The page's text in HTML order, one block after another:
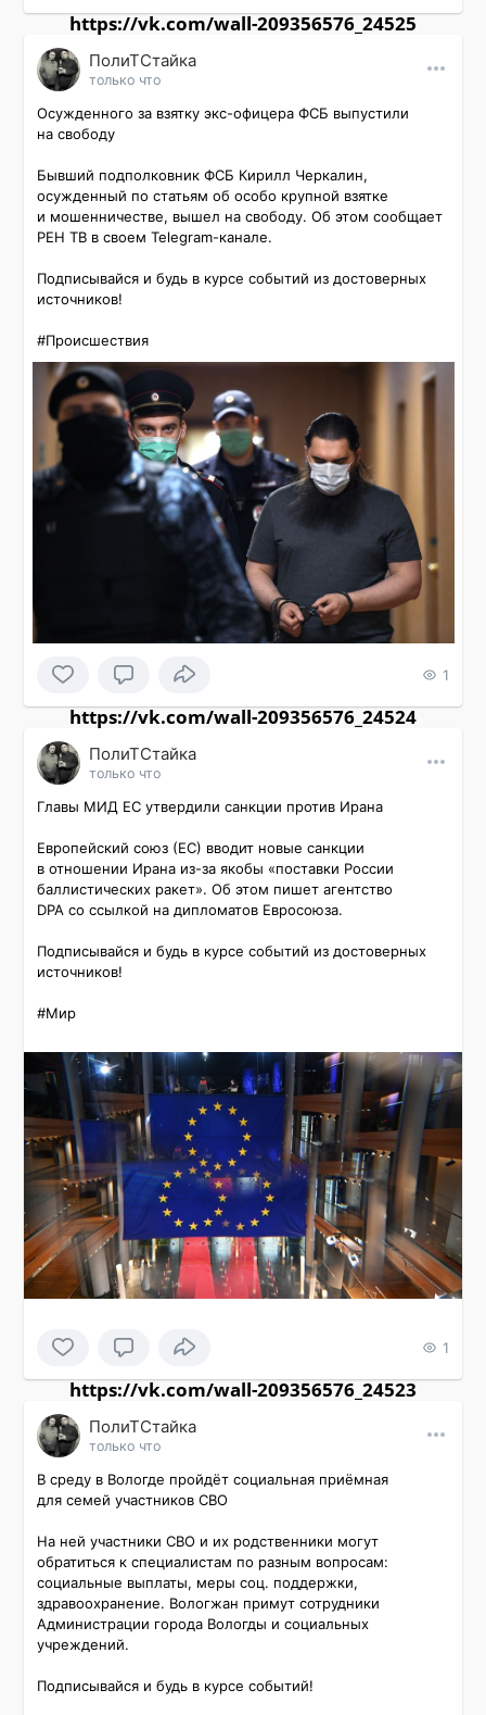
https://vk.com/wall-209356576_24525
ПолиТСтайка
только что
Осужденного за взятку экс-офицера ФСБ выпустили
на свободу
Бывший подполковник ФСБ Кирилл Черкалин,
осужденный по статьям об особо крупной взятке
и мошенничестве, вышел на свободу. Об этом сообщает
РЕН ТВ в своем Telegram-канале.
Подписывайся и будь в курсе событий из достоверных
источников!
#Происшествия
1
https://vk.com/wall-209356576_24524
ПолиТСтайка
только что
Главы МИД ЕС утвердили санкции против Ирана
Европейский союз (ЕС) вводит новые санкции
в отношении Ирана из-за якобы «поставки России
баллистических ракет». Об этом пишет агентство
DPA со ссылкой на дипломатов Евросоюза.
Подписывайся и будь в курсе событий из достоверных
источников!
#Мир
1
https://vk.com/wall-209356576_24523
ПолиТСтайка
только что
В среду в Вологде пройдёт социальная приёмная
для семей участников СВО
На ней участники СВО и их родственники могут
обратиться к специалистам по разным вопросам:
социальные выплаты, меры соц. поддержки,
здравоохранение. Вологжан примут сотрудники
Администрации города Вологды и социальных
учреждений.
Подписывайся и будь в курсе событий!